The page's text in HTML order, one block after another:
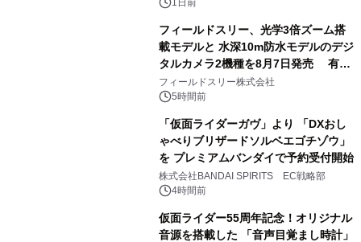
1日前
フィールドスリー、光学3倍ズーム搭
載モデルと 水深10m防水モデルのデジ
タルカメラ2機種を8月7日発売 有効
約1300万画素、用途別に選べるコンデ
ジ新登場
フィールドスリー株式会社
5時間前
「仮面ライダーガヴ」より 「DXおし
ゃべりブリザードソルベエゴチゾウ」
を プレミアムバンダイで予約受付開始
株式会社BANDAI SPIRITS EC戦略部
4時間前
仮面ライダー55周年記念！オリジナル
音源を搭載した 「音声目覚まし時計」